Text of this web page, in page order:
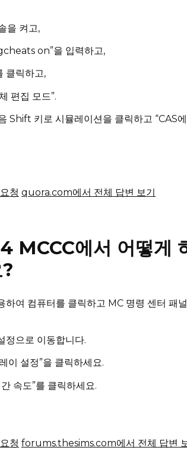
을 켜고,
on”을 입력하고,
클릭하고,
편집 모드”.
Shift 키로 시뮬레이션을 클릭하고 “CAS
청 quora.com에서 전체 답변 보기
MCCC에서 어떻게
하여 컴퓨터를 클릭하고 MC 명령 센터 패
정으로 이동합니다.
이 설정”을 클릭하세요.
속도”를 클릭하세요.
청 forums.thesims.com에서 전체 답변